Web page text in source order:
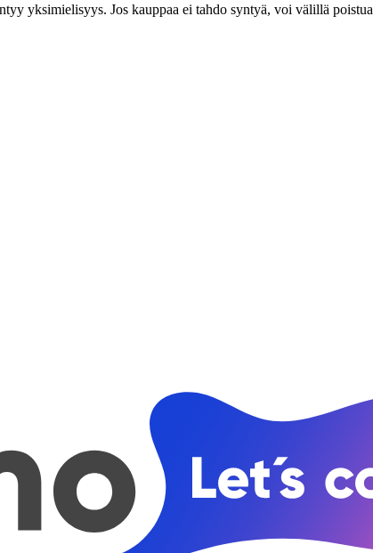
yksimielisyys. Jos kauppaa ei tahdo syntyä, voi välillä